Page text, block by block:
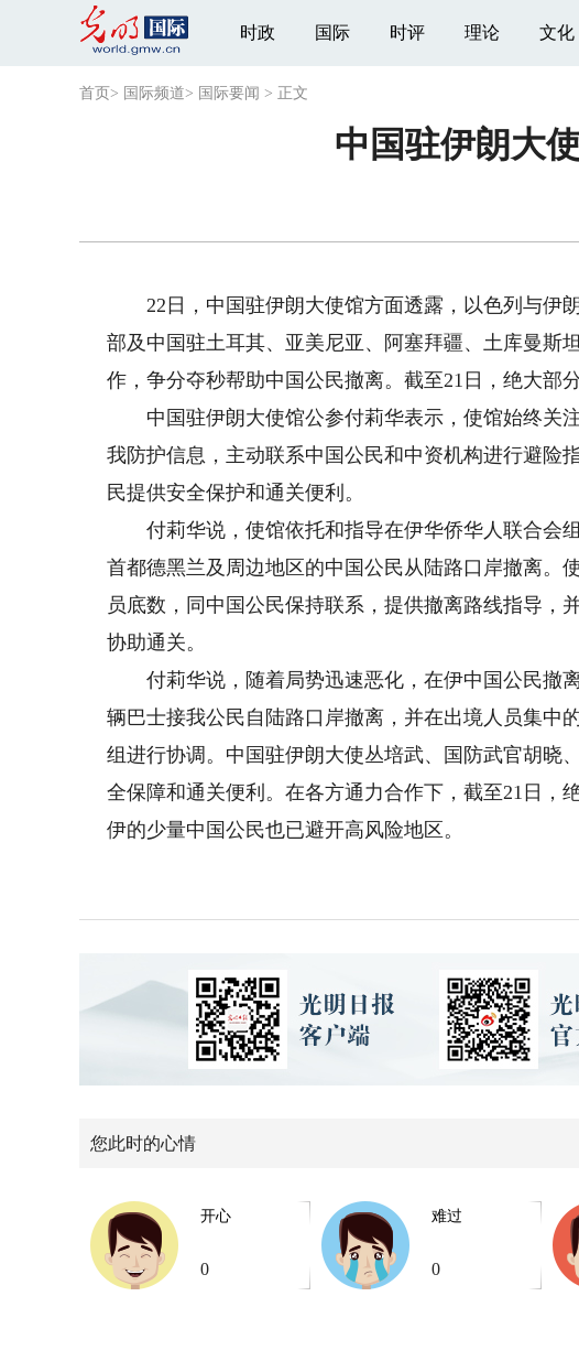
时政 国际 时评 理论 文化
首页 > 国际频道> 国际要闻 > 正文
中国驻伊朗大
22日，中国驻伊朗大使馆方面透露，以色列与伊
部及中国驻土耳其、亚美尼亚、阿塞拜疆、土库曼斯
作，争分夺秒帮助中国公民撤离。截至21日，绝大部
中国驻伊朗大使馆公参付莉华表示，使馆始终关
我防护信息，主动联系中国公民和中资机构进行避险
民提供安全保护和通关便利。
付莉华说，使馆依托和指导在伊华侨华人联合会
首都德黑兰及周边地区的中国公民从陆路口岸撤离。
员底数，同中国公民保持联系，提供撤离路线指导，
协助通关。
付莉华说，随着局势迅速恶化，在伊中国公民撤
辆巴士接我公民自陆路口岸撤离，并在出境人员集中
组进行协调。中国驻伊朗大使丛培武、国防武官胡晓
全保障和通关便利。在各方通力合作下，截至21日，
伊的少量中国公民也已避开高风险地区。
您此时的心情
开心
0
难过
0